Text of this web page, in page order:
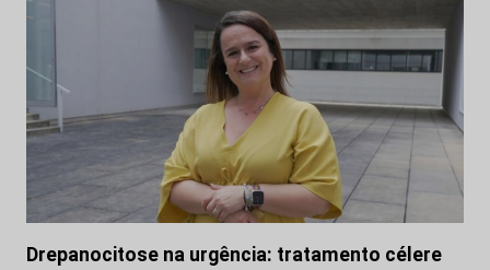
Drepanocitose na urgência: tratamento célere